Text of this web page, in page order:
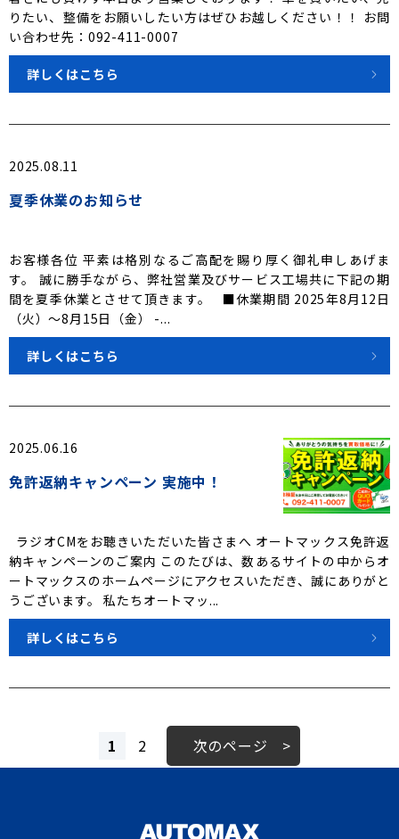
りたい、整備をお願いしたい方はぜひお越しください！！ お問
い合わせ先：092-411-0007
詳しくはこちら
2025.08.11
夏季休業のお知らせ
お客様各位 平素は格別なるご高配を賜り厚く御礼申しあげま
す。 誠に勝手ながら、弊社営業及びサービス工場共に下記の期
間を夏季休業とさせて頂きます。 ■休業期間 2025年8月12日
（火）～8月15日（金） -...
詳しくはこちら
2025.06.16
免許返納キャンペーン 実施中！
ラジオCMをお聴きいただいた皆さまへ オートマックス免許返
納キャンペーンのご案内 このたびは、数あるサイトの中からオ
ートマックスのホームページにアクセスいただき、誠にありがと
うございます。 私たちオートマッ...
詳しくはこちら
1 2 次のページ >